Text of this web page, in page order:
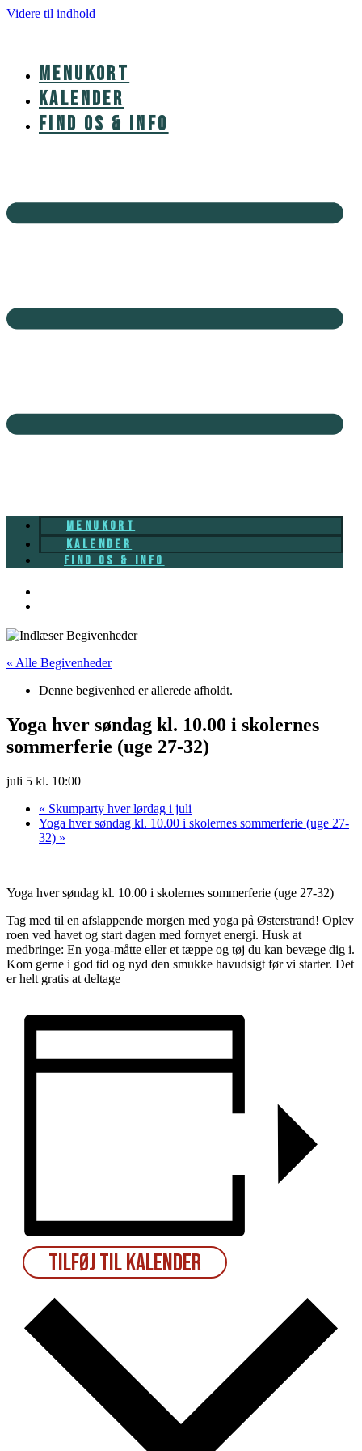
Videre til indhold
MENUKORT
KALENDER
FIND OS & INFO
MENUKORT
KALENDER
FIND OS & INFO
« Alle Begivenheder
Denne begivenhed er allerede afholdt.
Yoga hver søndag kl. 10.00 i skolernes
sommerferie (uge 27-32)
juli 5 kl. 10:00
« Skumparty hver lørdag i juli
Yoga hver søndag kl. 10.00 i skolernes sommerferie (uge 27-
32) »
Yoga hver søndag kl. 10.00 i skolernes sommerferie (uge 27-32)
Tag med til en afslappende morgen med yoga på Østerstrand! Oplev
roen ved havet og start dagen med fornyet energi. Husk at
medbringe: En yoga-måtte eller et tæppe og tøj du kan bevæge dig i.
Kom gerne i god tid og nyd den smukke havudsigt før vi starter. Det
er helt gratis at deltage
Tilføj til kalender